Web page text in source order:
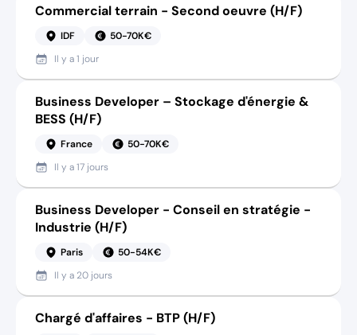
Commercial terrain - Second oeuvre (H/F)
IDF
50-70K€
Il y a1 jour
Business Developer – Stockage d'énergie &
BESS (H/F)
France
50-70K€
Il y a17 jours
Business Developer - Conseil en stratégie -
Industrie (H/F)
Paris
50-54K€
Il y a 20 jours
Chargé d'affaires - BTP (H/F)